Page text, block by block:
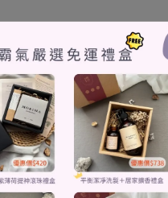
洗後不乾澀，保持柔潤感。
香氣的療癒陪伴。